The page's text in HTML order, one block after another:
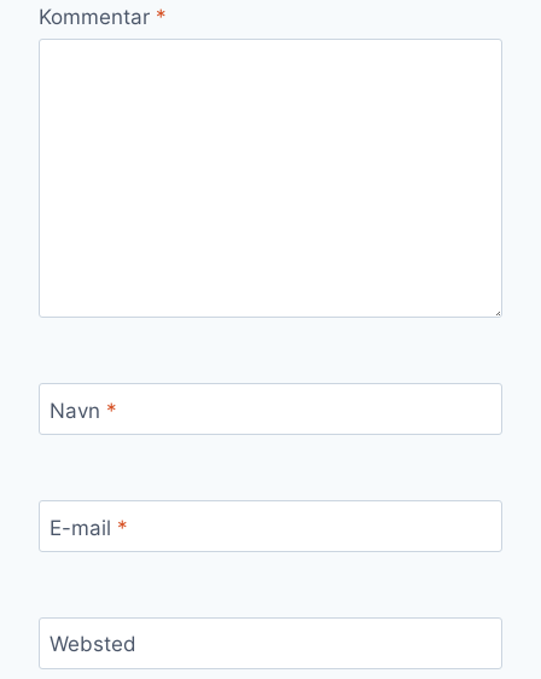
Kommentar *
Navn *
E-mail *
Websted